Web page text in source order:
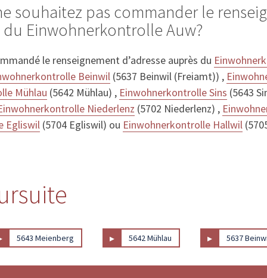
souhaitez pas commander le
du Einwohnerkontrolle Auw?
le renseignement d’adresse auprès du
Beinwil (5637 Beinwil (Freiamt)) ,
Mühlau (5642 Mühlau) , Einwohnerkontrolle Sins (5643
Niederlenz (5702 Niederlenz) ,
Egliswil (5704 Egliswil) ou Einwohnerkontrolle Hallwil
5643 Meienberg ▸ 5642 Mühlau ▸ 5637